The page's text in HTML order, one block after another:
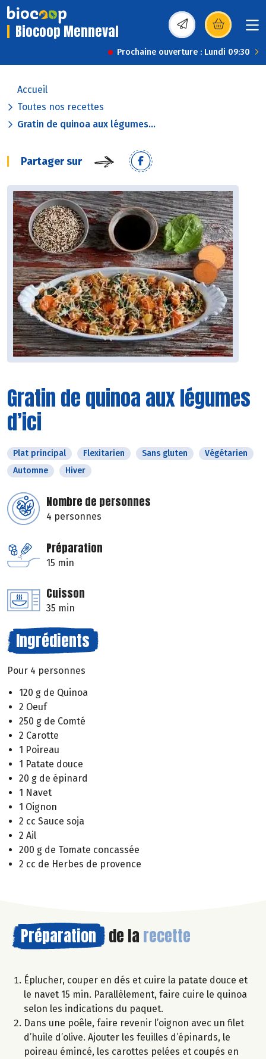
Biocoop Menneval (s’ouvre dans une
Prochaine ouverture : Lundi 09:30
Accueil
Toutes nos recettes
Gratin de quinoa aux légumes...
Partager sur
Gratin de quinoa aux légumes
d’ici
Plat principal Flexitarien Sans gluten
Végétarien
Automne
Hiver
Nombre de personnes
4 personnes
Préparation
15 min
Cuisson
35 min
Ingrédients
Pour 4 personnes
120 g de Quinoa
2 Oeuf
250 g de Comté
2 Carotte
1 Poireau
1 Patate douce
20 g de épinard
1 Navet
1 Oignon
2 cc Sauce soja
2 Ail
200 g de Tomate concassée
2 cc de Herbes de provence
Préparation de la recette
Éplucher, couper en dés et cuire la patate douce et
le navet 15 min. Parallèlement, faire cuire le quinoa
selon les indications du paquet.
Dans une poêle, faire revenir l’oignon avec un filet
d’huile d’olive. Ajouter les feuilles d’épinards, le
poireau émincé, les carottes pelées et coupés en